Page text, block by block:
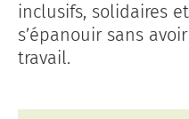
inclusifs, solidaires
s’épanouir sans
travail.